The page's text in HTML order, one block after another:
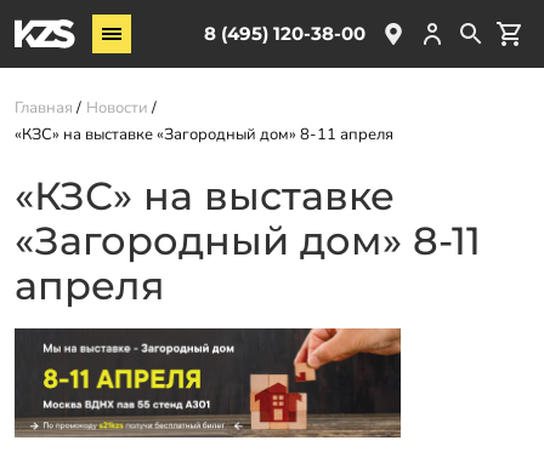
8 (495) 120-38-00
Винтовые сваи
ЖБ сваи
Обвязка свай
Услуги
О компании
Акции
Новости
Партнёрам
Контакты
Главная
Новости
«КЗС» на выставке «Загородный дом» 8-11 апреля
«КЗС» на выставке
«Загородный дом» 8-11
апреля